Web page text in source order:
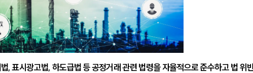
, 표시광고법, 하도급법 등 공정거래 관련 법령을 자율적으로 준수하고 법 위